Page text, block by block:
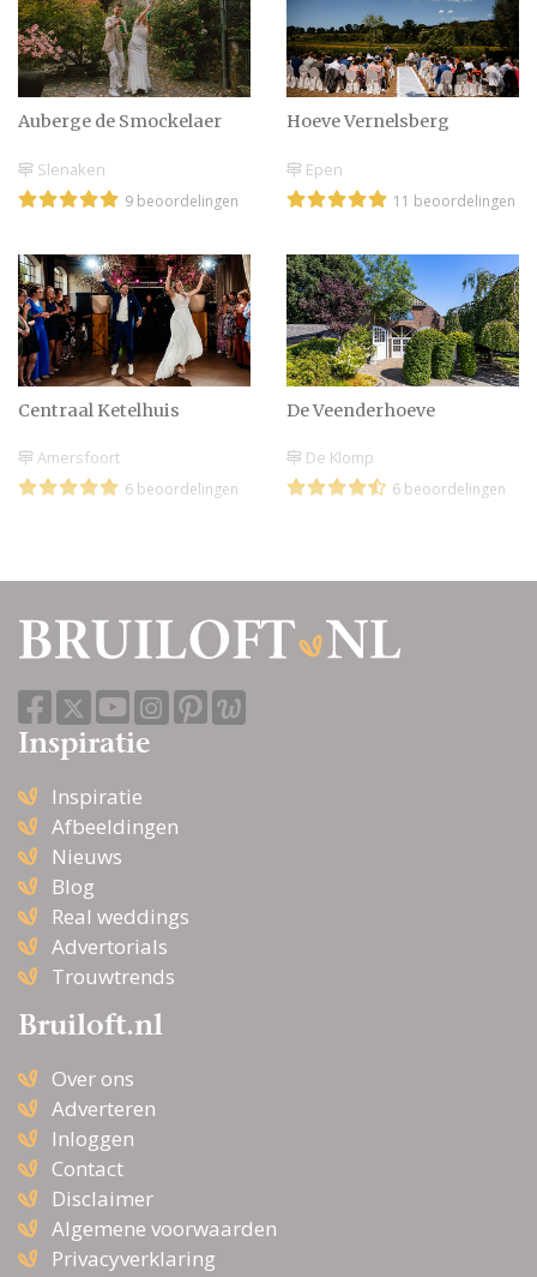
Auberge de Smockelaer
Slenaken
9 beoordelingen
Hoeve Vernelsberg
Epen
11 beoordelingen
Centraal Ketelhuis
Amersfoort
6 beoordelingen
De Veenderhoeve
De Klomp
6 beoordelingen
Inspiratie
Inspiratie
Afbeeldingen
Nieuws
Blog
Real weddings
Advertorials
Trouwtrends
Bruiloft.nl
Over ons
Adverteren
Inloggen
Contact
Disclaimer
Algemene voorwaarden
Privacyverklaring